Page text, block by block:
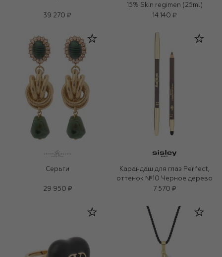
39 270 ₽
15% Skin regimen (25ml)
14 140 ₽
Серьги
29 950 ₽
Карандаш для глаз Perfect,
оттенок №10 Черное дерево
7 570 ₽